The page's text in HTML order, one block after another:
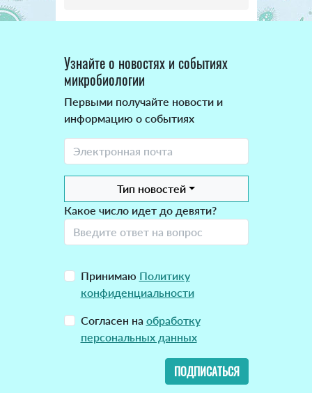
Узнайте о новостях и событиях
микробиологии
Первыми получайте новости и
информацию о событиях
Тип новостей
Какое число идет до девяти?
Принимаю Политику
конфиденциальности
Согласен на обработку
персональных данных
ПОДПИСАТЬСЯ